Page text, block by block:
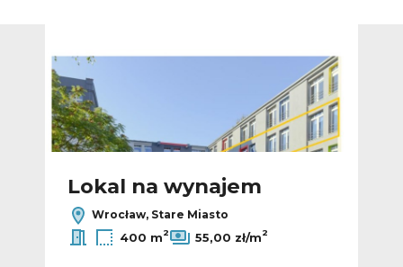
Lokal na wynajem
Wrocław, Stare Miasto
400 m2 55,00 zł/m2